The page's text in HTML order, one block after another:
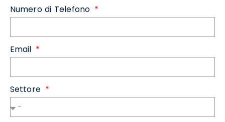
Numero di Telefono
Email
Settore